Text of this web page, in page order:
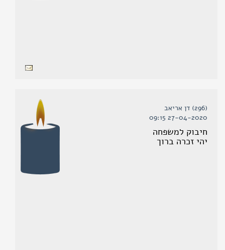
(296) דן אריאב
27-04-2020 09:15
חיבוק למשפחה
יהי זכרה ברוך